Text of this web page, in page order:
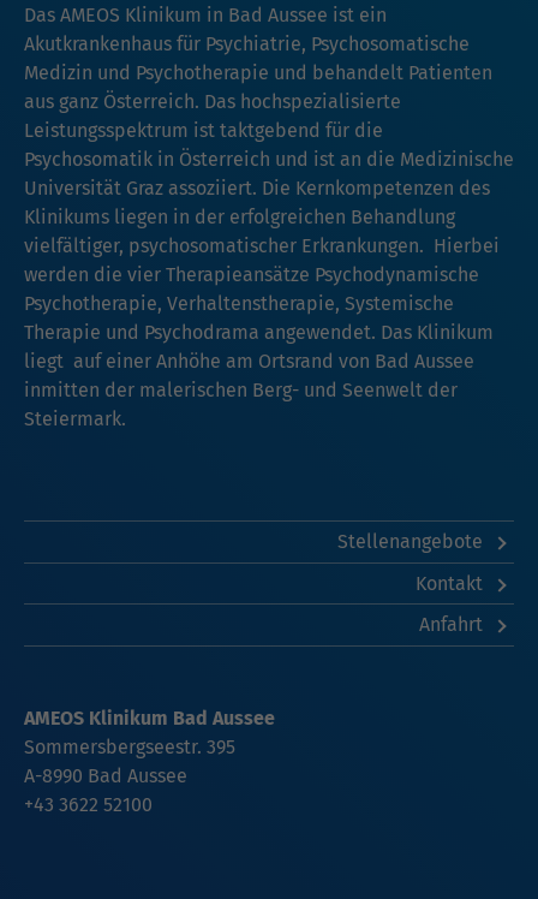
Das AMEOS Klinikum in Bad Aussee ist ein
Akutkrankenhaus für Psychiatrie, Psychosomatische
Medizin und Psychotherapie und behandelt Patienten
aus ganz Österreich. Das hochspezialisierte
Leistungsspektrum ist taktgebend für die
Psychosomatik in Österreich und ist an die Medizinische
Universität Graz assoziiert. Die Kernkompetenzen des
Klinikums liegen in der erfolgreichen Behandlung
vielfältiger, psychosomatischer Erkrankungen. Hierbei
werden die vier Therapieansätze Psychodynamische
Psychotherapie, Verhaltenstherapie, Systemische
Therapie und Psychodrama angewendet. Das Klinikum
liegt auf einer Anhöhe am Ortsrand von Bad Aussee
inmitten der malerischen Berg- und Seenwelt der
Steiermark.
Stellenangebote
Kontakt
Anfahrt
AMEOS Klinikum Bad Aussee
Sommersbergseestr. 395
A-8990 Bad Aussee
+43 3622 52100